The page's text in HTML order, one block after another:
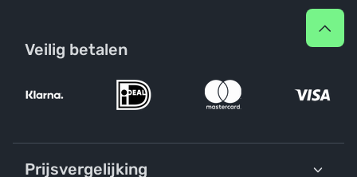
Veilig betalen
Prijsvergelijking